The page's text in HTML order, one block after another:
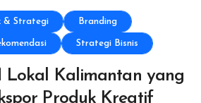
& Strategi Branding
Strategi Bisnis
Lokal Kalimantan yang
Produk Kreatif